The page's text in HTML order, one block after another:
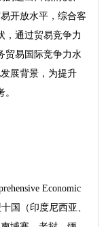
开放水平，综合客
，通过贸易竞争力
贸易国际竞争力水
展背景，为提升
Economic
国（印度尼西亚、